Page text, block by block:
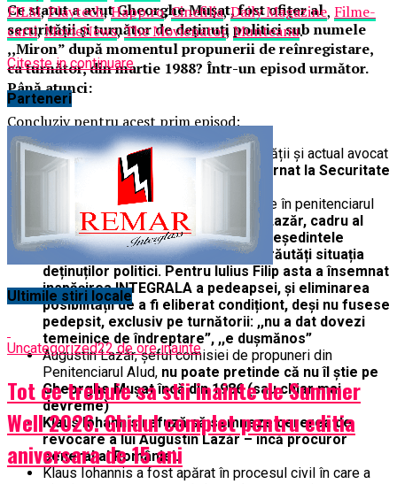
Ce statut a avut Gheorghe Mușat, fost ofițer al
securității și turnător de deținuți politici sub numele
,,Miron” după momentul propunerii de reînregistare,
ca turnător, din martie 1988? Într-un episod următor.
Până atunci:
Concluziv pentru acest prim episod:
Gheorghe Mușat fost ofițer al Securității și actual avocat
al Președintelui Klaus Iohannis,
l-a turnat la Securitate
pe deținutul politic Iulius Filip
Turnătoriile lui Gheorghe Mușat făcute în penitenciarul
Aiud, au fost folosite de
Gheorghe Lazăr, cadru al
Securității și de Augustin Lazăr (președintele
comisiei de propuneri) pentru a înrăutăți situația
deținuților politici. Pentru Iulius Filip asta a însemnat
inspășirea INTEGRALA a pedeapsei, și eliminarea
posibilității de a fi eliberat condiționt, deși nu fusese
pedepsit, exclusiv pe turnătorii: ,,nu a dat dovezi
temeinice de îndreptare”, ,,e dușmănos”
Augustin Lazăr, șeful comisiei de propuneri din
Penitenciarul AIud, nu poate pretinde că nu îl știe pe
Gheorghe Mușat încă din 1986 (sau chiar mai
devreme)
Klaus Iohannis refuză să semneze cererea de
revocare a lui Augustin Lazăr – încă procuror
general al României.
Klaus Iohannis a fost apărat în procesul civil în care a
FILM,Playtech,Happ.ro,Cinefilia,Daily Magazine, Filme-
carti,MovieNews,The Movienator,Munteanu.
Citeste in continuare
Parteneri
Ultimile stiri locale
Uncategorized22 de ore inainte
Tot ce trebuie sa stii inainte de Summer
Well 2026. Ghidul complet pentru editia
aniversara de 15 ani